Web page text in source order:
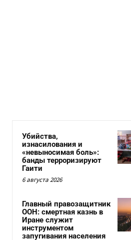
Убийства,
изнасилования и
«невыносимая боль»:
банды терроризируют
Гаити
6 августа 2026
Главный правозащитник
ООН: смертная казнь в
Иране служит
инструментом
запугивания населения